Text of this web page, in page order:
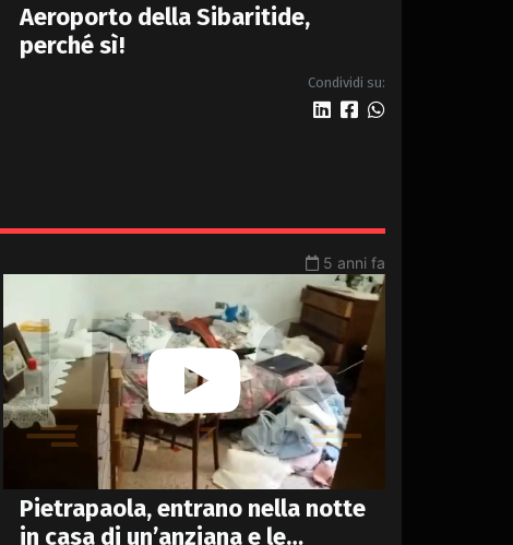
Aeroporto della Sibaritide,
perché sì!
Condividi su:
5 anni fa
Pietrapaola, entrano nella notte
in casa di un’anziana e le